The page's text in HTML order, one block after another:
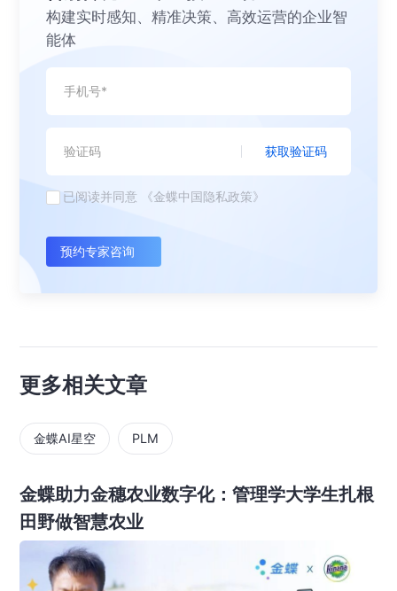
构建实时感知、精准决策、高效运营的企业智
能体
获取验证码
已阅读并同意 《金蝶中国隐私政策》
预约专家咨询
更多相关文章
金蝶AI星空 PLM
金蝶助力金穗农业数字化：管理学大学生扎根
田野做智慧农业